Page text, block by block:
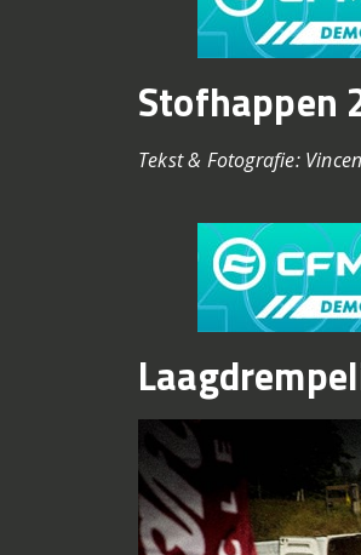
Stofhappen
Tekst & Fotografie: